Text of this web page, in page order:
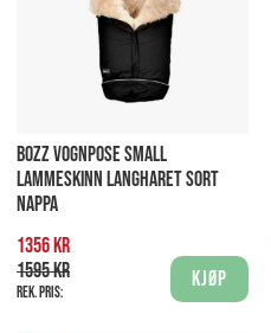
BOZZ VOGNPOSE SMALL
LAMMESKINN LANGHARET SORT
NAPPA
1356 kr
1595 kr
Rek. pris:
Kjøp